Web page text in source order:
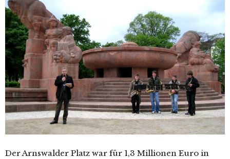
Der Arnswalder Platz war für 1,3 Millionen Euro in